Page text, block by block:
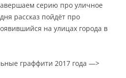
серию про уличное
рассказ пойдёт про
на улицах города в
граффити 2017 года —>